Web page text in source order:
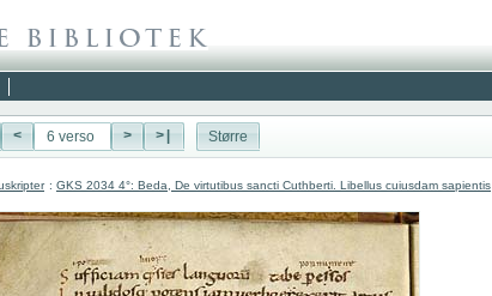
< > >| Større
: GKS 2034 4°: Beda, De virtutibus sancti Cuthberti. Libellus cuiusdam sapientis